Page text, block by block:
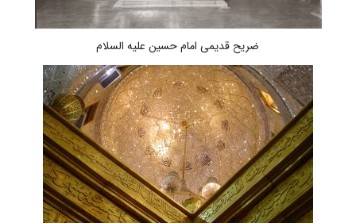
ضریح قدیمی امام حسین علیه السلام